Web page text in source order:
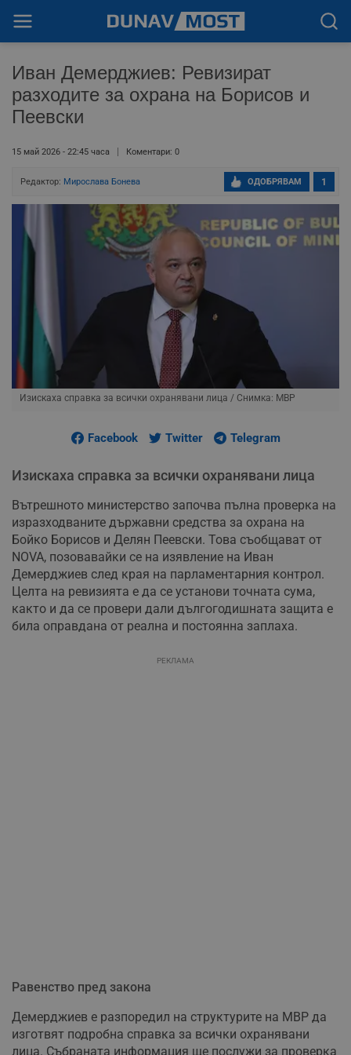
Иван Демерджиев: Ревизират
разходите за охрана на Борисов и
Пеевски
15 май 2026 - 22:45 часа Коментари: 0
Редактор: Мирослава Бонева 1
ОДОБРЯВАМ
Изискаха справка за всички охранявани лица / Снимка: МВР
Facebook Twitter Telegram
Изискаха справка за всички охранявани лица
Вътрешното министерство започва пълна проверка на
изразходваните държавни средства за охрана на
Бойко Борисов и Делян Пеевски. Това съобщават от
NOVA, позовавайки се на изявление на Иван
Демерджиев след края на парламентарния контрол.
Целта на ревизията е да се установи точната сума,
както и да се провери дали дългогодишната защита е
била оправдана от реална и постоянна заплаха.
РЕКЛАМА
Равенство пред закона
Демерджиев е разпоредил на структурите на МВР да
изготвят подробна справка за всички охранявани
лица. Събраната информация ще послужи за проверка